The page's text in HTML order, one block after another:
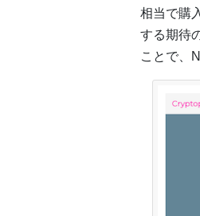
相当で購
する期待
ことで、